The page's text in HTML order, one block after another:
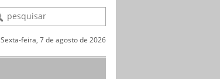
Sexta-feira, 7 de agosto de 2026